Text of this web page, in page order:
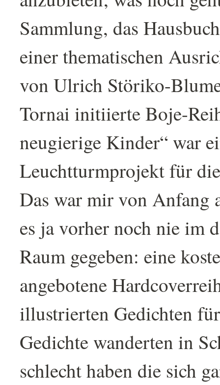
Sammlung, das
einer thematischen
von Ulrich Störiko-
Tornai initiierte Boje-
neugierige Kinder“ war
Leuchtturmprojekt für
Das war mir von Anfang
es ja vorher noch nie im
Raum gegeben: eine
angebotene
illustrierten Gedichten
Gedichte wanderten in
schlecht haben die sich